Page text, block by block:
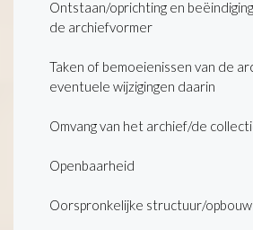
Ontstaan/oprichting en
de archiefvormer
Taken of bemoeienissen van de
eventuele wijzigingen daarin
Omvang van het archief/de
Openbaarheid
Oorspronkelijke structuur/opbouw